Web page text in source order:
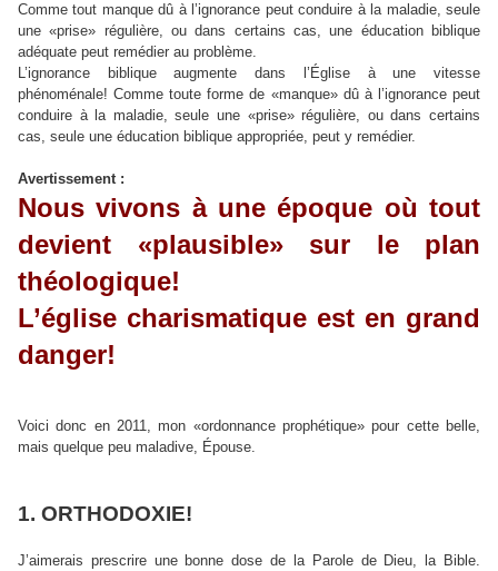
Comme tout manque dû à l’ignorance peut conduire à la maladie, seule
une «prise» régulière, ou dans certains cas, une éducation biblique
adéquate peut remédier au problème.
L’ignorance biblique augmente dans l’Église à une vitesse
phénoménale! Comme toute forme de «manque» dû à l’ignorance peut
conduire à la maladie, seule une «prise» régulière, ou dans certains
cas, seule une éducation biblique appropriée, peut y remédier.
Avertissement :
Nous vivons à une époque où tout
devient «plausible» sur le plan
théologique!
L’église charismatique est en grand
danger!
Voici donc en 2011, mon «ordonnance prophétique» pour cette belle,
mais quelque peu maladive, Épouse.
1. ORTHODOXIE!
J’aimerais prescrire une bonne dose de la Parole de Dieu, la Bible.